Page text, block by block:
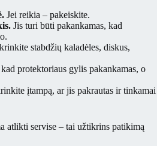
Jei reikia – pakeiskite.
Jis turi būti pakankamas, kad
stabdžių kaladėles, diskus,
protektoriaus gylis pakankamas, o
įtampą, ar jis pakrautas ir tinkamai
atlikti servise – tai užtikrins patikimą